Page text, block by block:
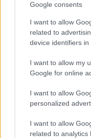
Google consents
I want to allow
related to
device identifiers in
I want to allow my
Google for online
I want to allow
personalized
I want to allow
related to analytics
Financing tips
The 11 Biggest
Os nossos